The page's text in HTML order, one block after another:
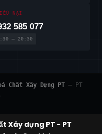
NẠI
585 077
– 20:30
Chất Xây Dựng PT — PT
Xây dựng PT - PT